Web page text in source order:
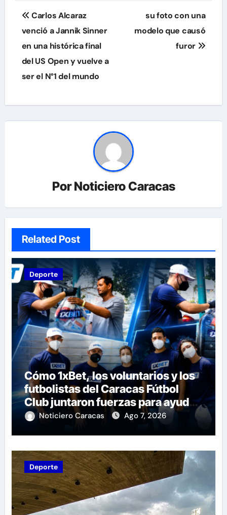
Navegación
de
entradas
Carlos Alcaraz
venció a Jannik Sinner
en una histórica final
del US Open y vuelve a
ser el N°1 del mundo
su foto con una
modelo que causó
furor
PorNoticiero Caracas
Related Post
Deporte
Cómo 1xBet, los voluntarios y los
futbolistas del Caracas Fútbol
Club juntaron fuerzas para ayudar
a las familias de Venezuela
Noticiero Caracas Ago 7, 2026
Deporte